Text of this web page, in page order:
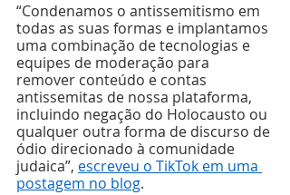
“Condenamos o antissemitismo em
todas as suas formas e implantamos
uma combinação de tecnologias e
equipes de moderação para
remover conteúdo e contas
antissemitas de nossa plataforma,
incluindo negação do Holocausto ou
qualquer outra forma de discurso de
ódio direcionado à comunidade
judaica”, escreveu o TikTok em uma
postagem no blog.